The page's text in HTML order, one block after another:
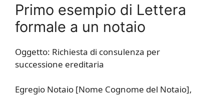
Primo esempio di Lettera
formale a un notaio
Oggetto: Richiesta di consulenza per
successione ereditaria
Egregio Notaio [Nome Cognome del Notaio],